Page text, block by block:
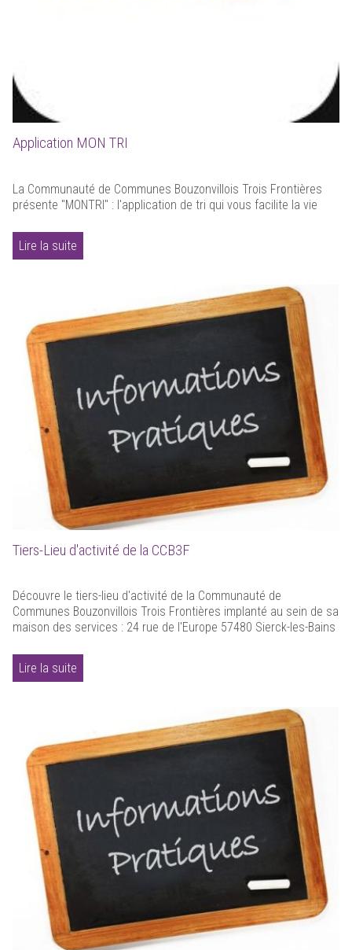
Application MON TRI
La Communauté de Communes Bouzonvillois Trois Frontières
présente "MONTRI" : l'application de tri qui vous facilite la vie
Lire la suite
Tiers-Lieu d'activité de la CCB3F
Découvre le tiers-lieu d'activité de la Communauté de
Communes Bouzonvillois Trois Frontières implanté au sein de sa
maison des services : 24 rue de l'Europe 57480 Sierck-les-Bains
Lire la suite